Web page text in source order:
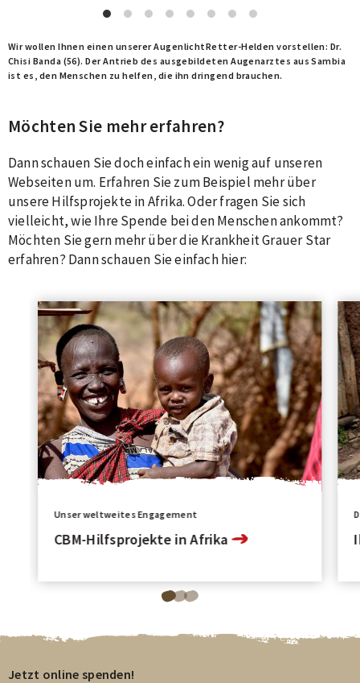
Wir wollen Ihnen einen unserer AugenlichtRetter-Helden vorstellen: Dr.
Chisi Banda (56). Der Antrieb des ausgebildeten Augenarztes aus Sambia
ist es, den Menschen zu helfen, die ihn dringend brauchen.
Möchten Sie mehr erfahren?
Dann schauen Sie doch einfach ein wenig auf unseren
Webseiten um. Erfahren Sie zum Beispiel mehr über
unsere Hilfsprojekte in Afrika. Oder fragen Sie sich
vielleicht, wie Ihre Spende bei den Menschen ankommt?
Möchten Sie gern mehr über die Krankheit Grauer Star
erfahren? Dann schauen Sie einfach hier:
CBM-Hilfsprojekte in Afrika
Unser weltweites Engagement
Blättere
Blättere
Blättere
Jetzt online spenden!